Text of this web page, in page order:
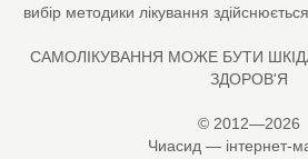
вибір методики лікування
САМОЛІКУВАННЯ МОЖЕ БУТИ
ЗДОРОВ'Я
© 2012—2026
Чиасид — інтернет-